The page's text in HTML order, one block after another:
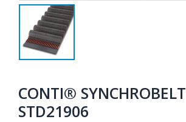
CONTI® SYNCHROBELT
STD21906